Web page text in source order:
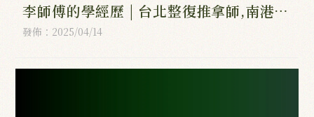
李師傅的學經歷 | 台北整復推拿師,南港區
整復推拿師,台北推拿師,南港區推拿師
發佈：2025/04/14